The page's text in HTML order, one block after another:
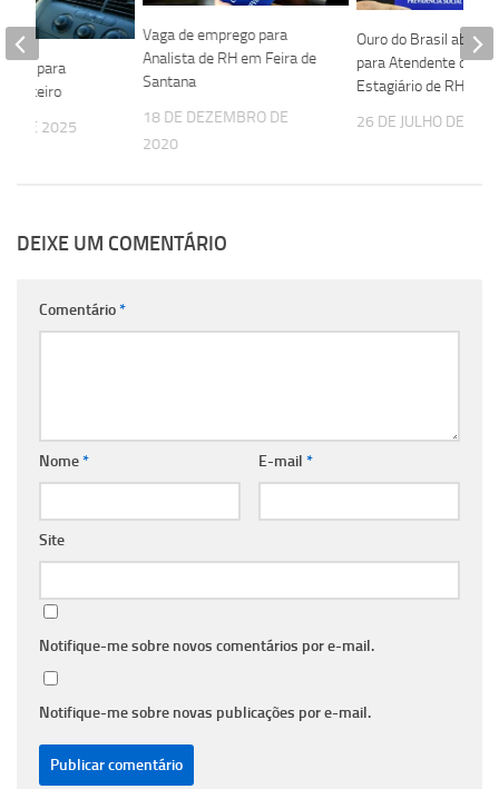
Vaga de emprego para
Analista de RH em Feira de
Santana
18 DE DEZEMBRO DE
2020
Ouro do Brasil abre
para Atendente de
Estagiário de RH
26 DE JULHO DE
vaga para
DE 2025
DEIXE UM COMENTÁRIO
Comentário*
Nome* E-mail *
Site
Notifique-me sobre novos comentários por e-mail.
Notifique-me sobre novas publicações por e-mail.